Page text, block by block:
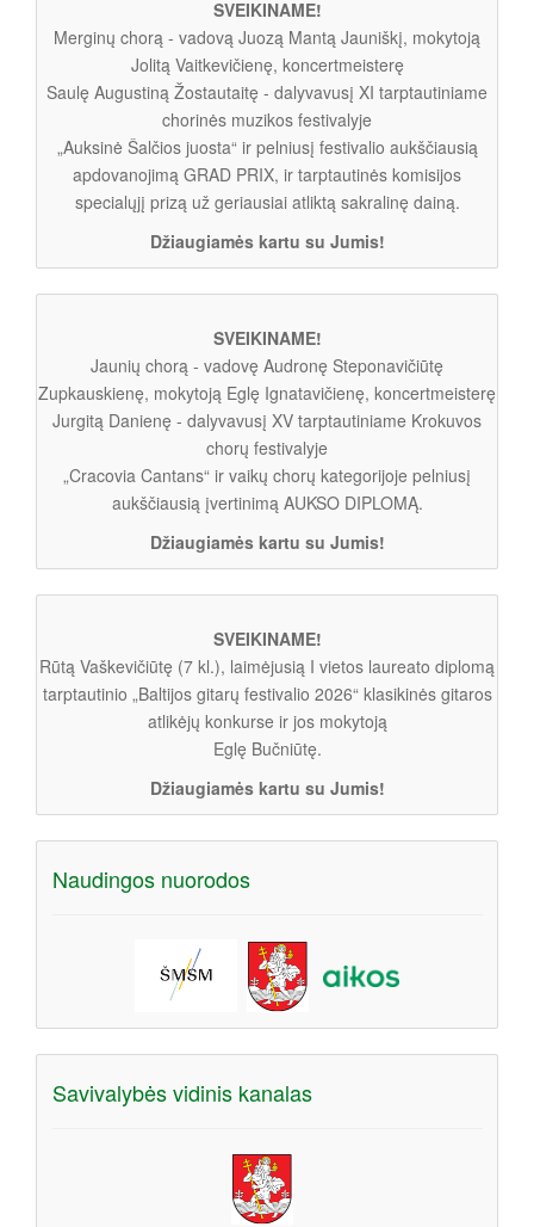
SVEIKINAME!
Merginų chorą - vadovą Juozą Mantą Jauniškį, mokytoją
Jolitą Vaitkevičienę, koncertmeisterę
Saulę Augustiną Žostautaitę - dalyvavusį XI tarptautiniame
chorinės muzikos festivalyje
„Auksinė Šalčios juosta“ ir pelniusį festivalio aukščiausią
apdovanojimą GRAD PRIX, ir tarptautinės komisijos
specialųjį prizą už geriausiai atliktą sakralinę dainą.
Džiaugiamės kartu su Jumis!
SVEIKINAME!
Jaunių chorą - vadovę Audronę Steponavičiūtę
Zupkauskienę, mokytoją Eglę Ignatavičienę, koncertmeisterę
Jurgitą Danienę - dalyvavusį XV tarptautiniame Krokuvos
chorų festivalyje
„Cracovia Cantans“ ir vaikų chorų kategorijoje pelniusį
aukščiausią įvertinimą AUKSO DIPLOMĄ.
Džiaugiamės kartu su Jumis!
SVEIKINAME!
Rūtą Vaškevičiūtę (7 kl.), laimėjusią I vietos laureato diplomą
tarptautinio „Baltijos gitarų festivalio 2026“ klasikinės gitaros
atlikėjų konkurse ir jos mokytoją
Eglę Bučniūtę.
Džiaugiamės kartu su Jumis!
Naudingos nuorodos
Savivalybės vidinis kanalas